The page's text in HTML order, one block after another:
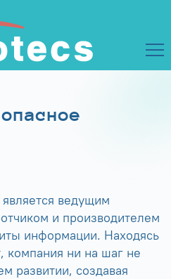
ведущим
и производителем
информации. Находясь
компания ни на шаг не
развитии, создавая